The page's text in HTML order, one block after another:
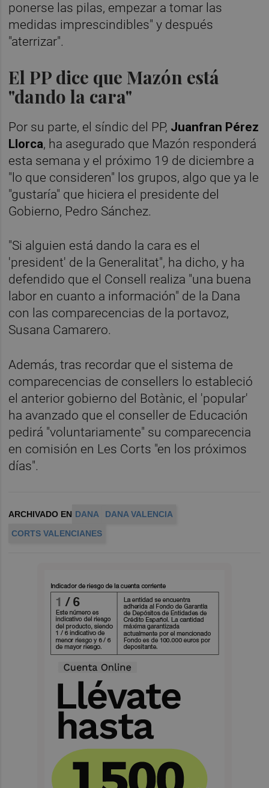
ponerse las pilas, empezar a tomar las
medidas imprescindibles" y después
"aterrizar".
El PP dice que Mazón está
"dando la cara"
Por su parte, el síndic del PP, Juanfran Pérez
Llorca, ha asegurado que Mazón responderá
esta semana y el próximo 19 de diciembre a
"lo que consideren" los grupos, algo que ya le
"gustaría" que hiciera el presidente del
Gobierno, Pedro Sánchez.
"Si alguien está dando la cara es el
'president' de la Generalitat", ha dicho, y ha
defendido que el Consell realiza "una buena
labor en cuanto a información" de la Dana
con las comparecencias de la portavoz,
Susana Camarero.
Además, tras recordar que el sistema de
comparecencias de consellers lo estableció
el anterior gobierno del Botànic, el 'popular'
ha avanzado que el conseller de Educación
pedirá "voluntariamente" su comparecencia
en comisión en Les Corts "en los próximos
días".
ARCHIVADO EN DANA
DANA VALENCIA
CORTS VALENCIANES